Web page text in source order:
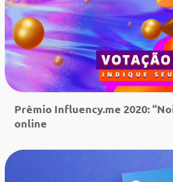
Prêmio Influency.me 2020:
online